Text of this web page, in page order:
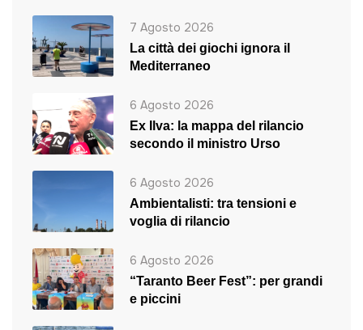
7 Agosto 2026
La città dei giochi ignora il
Mediterraneo
6 Agosto 2026
Ex Ilva: la mappa del rilancio
secondo il ministro Urso
6 Agosto 2026
Ambientalisti: tra tensioni e
voglia di rilancio
6 Agosto 2026
“Taranto Beer Fest”: per grandi
e piccini